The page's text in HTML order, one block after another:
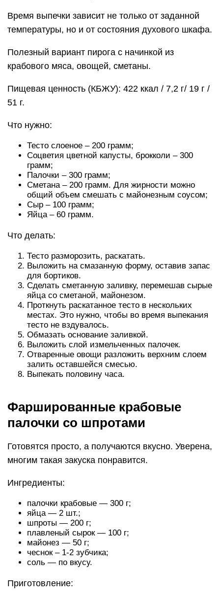
Время выпечки зависит не только от заданной
температуры, но и от состояния духового шкафа.
Полезный вариант пирога с начинкой из
крабового мяса, овощей, сметаны.
Пищевая ценность (КБЖУ): 422 ккал / 7,2 г/ 19 г /
51 г.
Что нужно:
Тесто слоеное – 200 грамм;
Соцветия цветной капусты, брокколи – 300
грамм;
Палочки – 300 грамм;
Сметана – 200 грамм. Для жирности можно
общий объем смешать с майонезным соусом;
Сыр – 100 грамм;
Яйца – 60 грамм.
Что делать:
Тесто разморозить, раскатать.
Выложить на смазанную форму, оставив запас
для бортиков.
Сделать сметанную заливку, перемешав сырые
яйца со сметаной, майонезом.
Проткнуть раскатанное тесто в нескольких
местах. Это нужно, чтобы во время выпекания
тесто не вздувалось.
Обмазать основание заливкой.
Выложить слой измельченных палочек.
Отваренные овощи разложить верхним слоем
залить оставшейся смесью.
Выпекать половину часа.
Фаршированные крабовые
палочки со шпротами
Готовятся просто, а получаются вкусно. Уверена,
многим такая закуска понравится.
Ингредиенты:
палочки крабовые — 300 г;
яйца — 2 шт.;
шпроты — 200 г;
плавленый сырок — 100 г;
майонез — 50 г;
чеснок – 1-2 зубчика;
соль — по вкусу.
Приготовление: